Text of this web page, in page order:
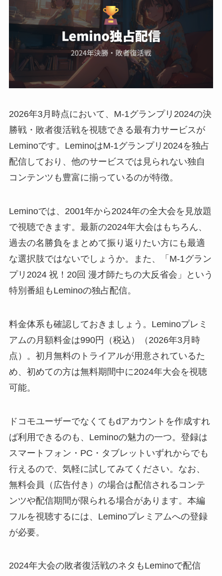
2026年3月時点において、M-1グランプリ2024の決
勝戦・敗者復活戦を視聴できる最有力サービスが
Leminoです。LeminoはM-1グランプリ2024を独占
配信しており、他のサービスでは見られない独自
コンテンツも豊富に揃っているのが特徴。
Leminoでは、2001年から2024年の全大会を見放題
で視聴できます。最新の2024年大会はもちろん、
過去の名勝負をまとめて振り返りたい方にも最適
な選択肢ではないでしょうか。また、「M-1グラン
プリ2024 祝！20回 漫才師たちの大反省会」という
特別番組もLeminoの独占配信。
料金体系も確認しておきましょう。Leminoプレミ
アムの月額料金は990円（税込）（2026年3月時
点）。初月無料のトライアルが用意されているた
め、初めての方は無料期間中に2024年大会を視聴
可能。
ドコモユーザーでなくてもdアカウントを作成すれ
ば利用できるのも、Leminoの魅力の一つ。登録は
スマートフォン・PC・タブレットいずれからでも
行えるので、気軽に試してみてください。なお、
無料会員（広告付き）の場合は配信されるコンテ
ンツや配信期間が限られる場合があります。本編
フルを視聴するには、Leminoプレミアムへの登録
が必要。
2024年大会の敗者復活戦のネタもLeminoで配信